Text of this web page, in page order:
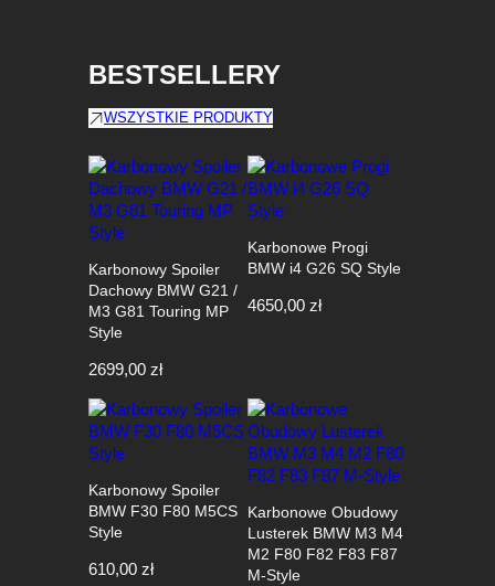
BESTSELLERY
WSZYSTKIE PRODUKTY
Karbonowy Spoiler
Dachowy BMW G21 /
M3 G81 Touring MP
Style
2699,00 zł
Karbonowe Progi
BMW i4 G26 SQ Style
4650,00 zł
Karbonowy Spoiler
BMW F30 F80 M5CS
Style
610,00 zł
Karbonowe Obudowy
Lusterek BMW M3 M4
M2 F80 F82 F83 F87
M-Style